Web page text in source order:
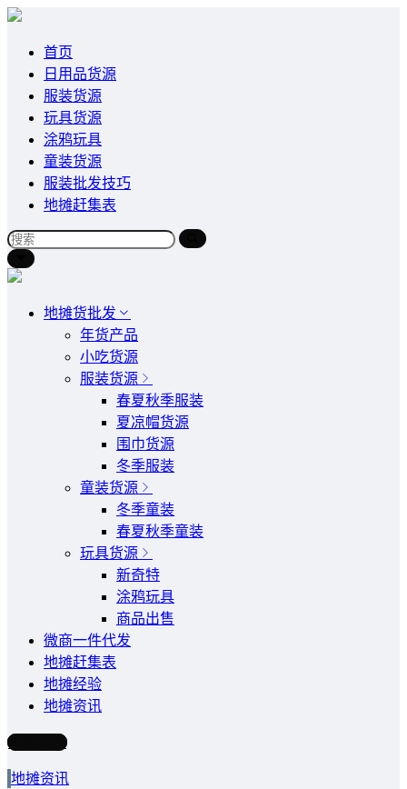
首页
日用品货源
服装货源
玩具货源
涂鸦玩具
童装货源
服装批发技巧
地摊赶集表
地摊货批发
年货产品
小吃货源
服装货源
春夏秋季服装
夏凉帽货源
围巾货源
冬季服装
童装货源
冬季童装
春夏秋季童装
玩具货源
新奇特
涂鸦玩具
商品出售
微商一件代发
地摊赶集表
地摊经验
地摊资讯
写文章
地摊资讯